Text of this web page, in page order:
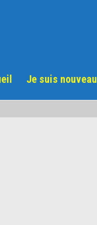
Je suis nouveau